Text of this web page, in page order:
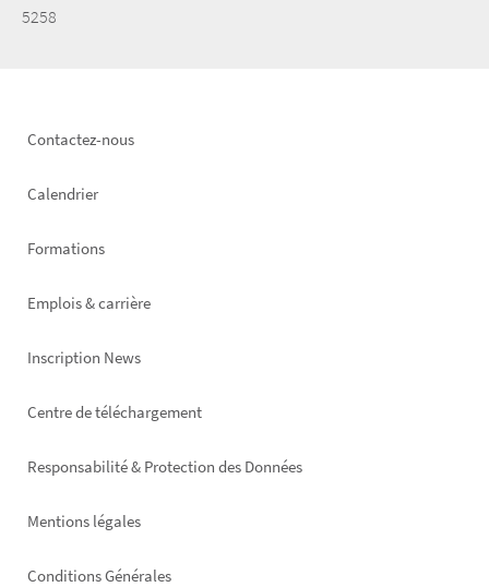
5258
Footer
Contactez-nous
Calendrier
Formations
Emplois & carrière
Inscription News
Footer
Centre de téléchargement
Responsabilité & Protection des Données
Mentions légales
Conditions Générales